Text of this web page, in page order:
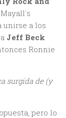
unirse a los
Jeff Beck
Ronnie
surgida de (y
pero lo